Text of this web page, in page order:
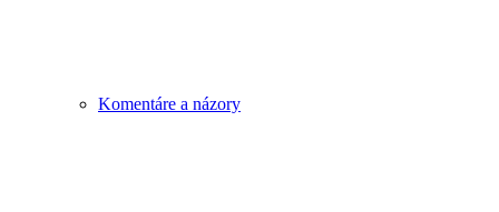
Komentáre a názory